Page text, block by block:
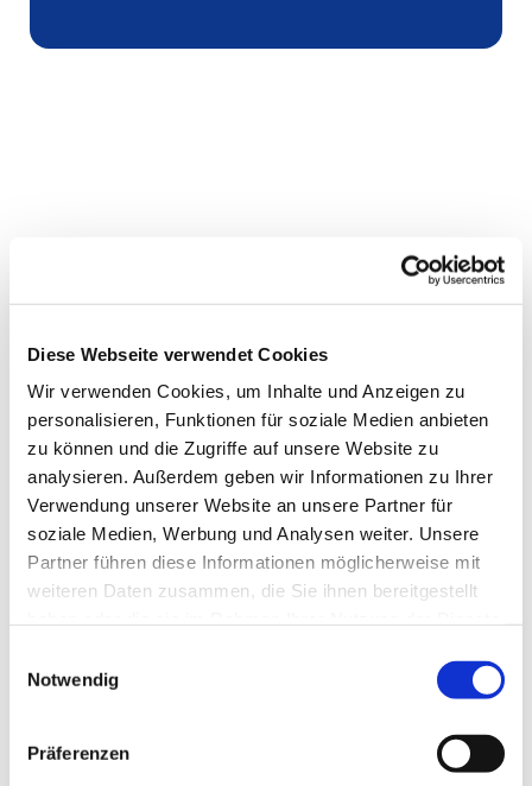
Diese Webseite verwendet Cookies
Wir verwenden Cookies, um Inhalte und Anzeigen zu
personalisieren, Funktionen für soziale Medien anbieten
zu können und die Zugriffe auf unsere Website zu
analysieren. Außerdem geben wir Informationen zu Ihrer
Verwendung unserer Website an unsere Partner für
soziale Medien, Werbung und Analysen weiter. Unsere
Partner führen diese Informationen möglicherweise mit
weiteren Daten zusammen, die Sie ihnen bereitgestellt
Notwendig
Präferenzen
Gemeindebrief
Stadtkirchengemeinde
Sommer 2026